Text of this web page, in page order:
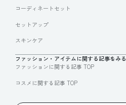
コーディネートセット
セットアップ
スキンケア
ファッション・アイテムに関する記事をみる
ファッションに関する記事 TOP
コスメに関する記事 TOP